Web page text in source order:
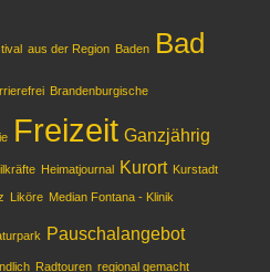
aus der Region Baden Bad
Brandenburgische
Freizeit Ganzjährig
Heimatjournal Kurort Kurstadt
Liköre Median Fontana - Klinik
Pauschalangebot
Radtouren regional gemacht